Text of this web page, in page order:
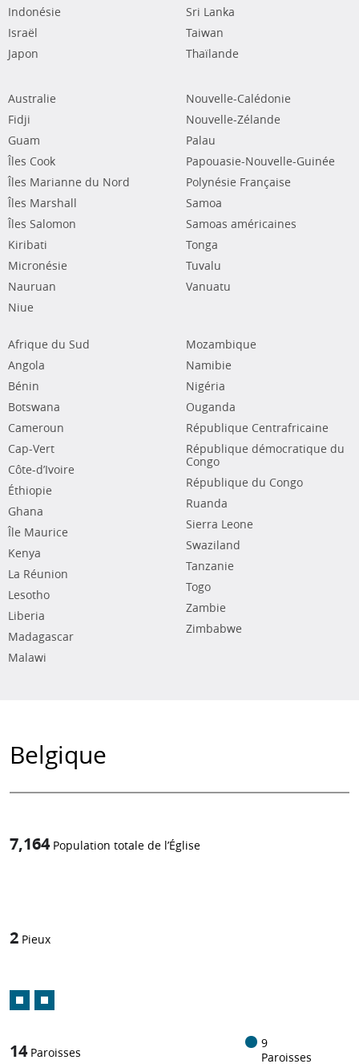
Indonésie
Israël
Japon
Sri Lanka
Taiwan
Thaïlande
Australie
Fidji
Guam
Îles Cook
Îles Marianne du Nord
Îles Marshall
Îles Salomon
Kiribati
Micronésie
Nauruan
Niue
Nouvelle-Calédonie
Nouvelle-Zélande
Palau
Papouasie-Nouvelle-Guinée
Polynésie Française
Samoa
Samoas américaines
Tonga
Tuvalu
Vanuatu
Afrique du Sud
Angola
Bénin
Botswana
Cameroun
Cap-Vert
Côte-d’Ivoire
Éthiopie
Ghana
Île Maurice
Kenya
La Réunion
Lesotho
Liberia
Madagascar
Malawi
Mozambique
Namibie
Nigéria
Ouganda
République Centrafricaine
République démocratique du
Congo
République du Congo
Ruanda
Sierra Leone
Swaziland
Tanzanie
Togo
Zambie
Zimbabwe
Belgique
7,164 Population totale de l’Église
2 Pieux
14 Paroisses
9
Paroisses